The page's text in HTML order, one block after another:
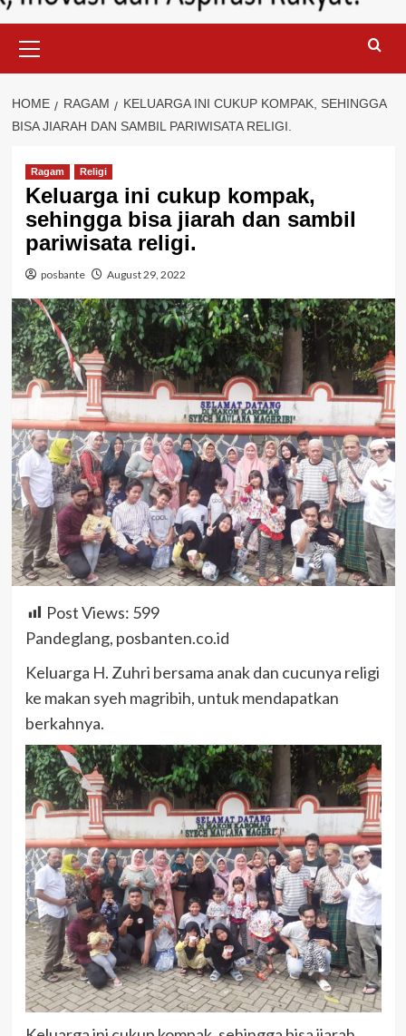
Menu
HOME RAGAM
KELUARGA INI CUKUP KOMPAK, SEHINGGA
BISA JIARAH DAN SAMBIL PARIWISATA RELIGI.
Ragam Religi
Keluarga ini cukup kompak,
sehingga bisa jiarah dan sambil
pariwisata religi.
posbante August 29, 2022
Post Views: 599
Pandeglang, posbanten.co.id
Keluarga H. Zuhri bersama anak dan cucunya religi
ke makan syeh magribih, untuk mendapatkan
berkahnya.